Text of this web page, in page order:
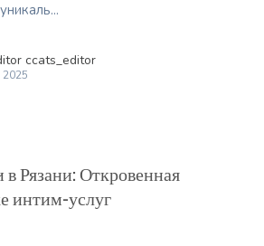
ccats_editor
2025
в Рязани: Откровенная
интим-услуг